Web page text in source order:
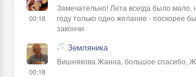
00:18
Замечательно! Лета всегда было мало,
году только одно желание - поскорее
закончи
00:18
Земляника
Вишнякова Жанна, большое спасибо,